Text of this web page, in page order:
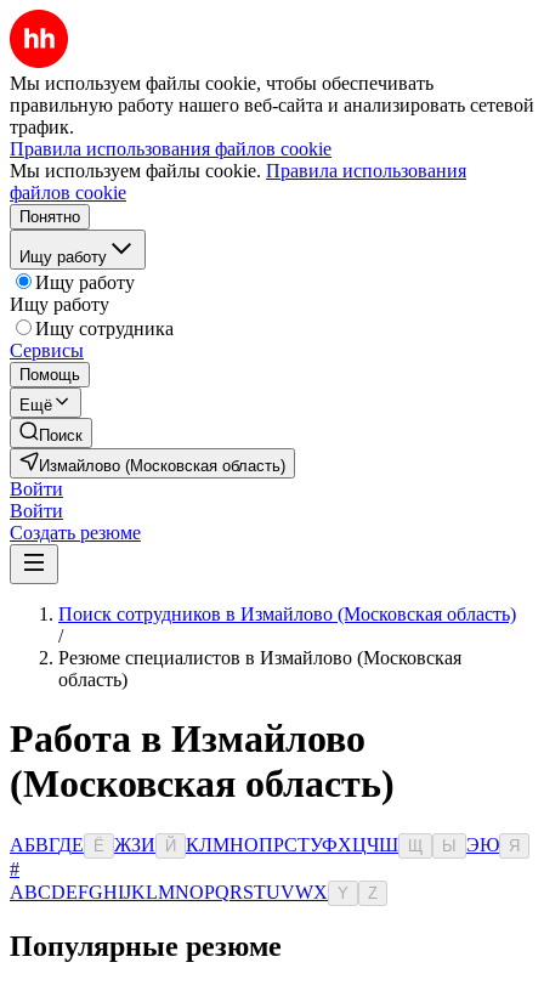
Мы используем файлы cookie, чтобы обеспечивать
правильную работу нашего веб-сайта и анализировать сетевой
трафик.
Правила использования файлов cookie
Мы используем файлы cookie. Правила использования
файлов cookie
Понятно
Ищу работу
Ищу работу
Ищу работу
Ищу сотрудника
Сервисы
Помощь
Ещё
Поиск
Измайлово (Московская область)
Войти
Войти
Создать резюме
Поиск сотрудников в Измайлово (Московская область)
/
Резюме специалистов в Измайлово (Московская
область)
Работа в Измайлово
(Московская область)
АБВГДЕ Ё ЖЗИ Й КЛМНОПРСТУФХЦЧШ Ы ЭЮ Я
#
ABCDEFGHIJKLMNOPQRSTUVWX Y Z
Популярные резюме